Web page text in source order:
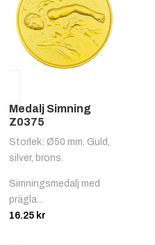
Medalj Simning
Z0375
Storlek: Ø50 mm. Guld,
silver, brons.
Simningsmedalj med
prägla...
16.25 kr